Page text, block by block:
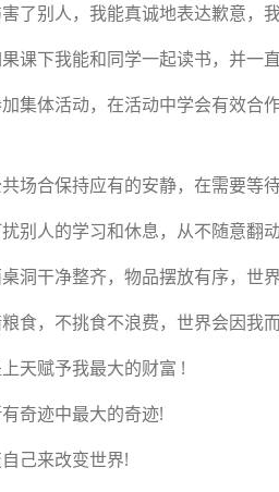
别人，我能真诚地表达歉意，我
下我能和同学一起读书，并一直
体活动，在活动中学会有效合
合保持应有的安静，在需要等待
人的学习和休息，从不随意翻动
干净整齐，物品摆放有序，世界
，不挑食不浪费，世界会因我而
赋予我最大的财富 !
迹中最大的奇迹!
己来改变世界!